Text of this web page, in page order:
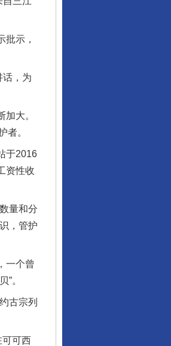
示，
，为
大。
者。
于2016
资性收
量和分
，管护
一个曾
”。
古宗列
可西